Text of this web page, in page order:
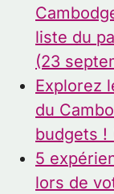
liste du
(23
Explorez
du
budgets !
5
lors de